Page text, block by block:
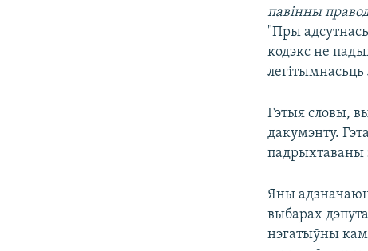
павінны
"Пры
кодэкс не
Гэтыя словы,
дакумэнту.
падрыхтаваны
Яны
выбарах
нэгатыўны